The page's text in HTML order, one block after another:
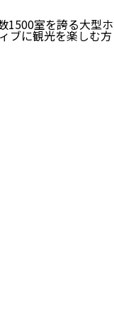
1500室を誇る大型ホ
ブに観光を楽しむ方